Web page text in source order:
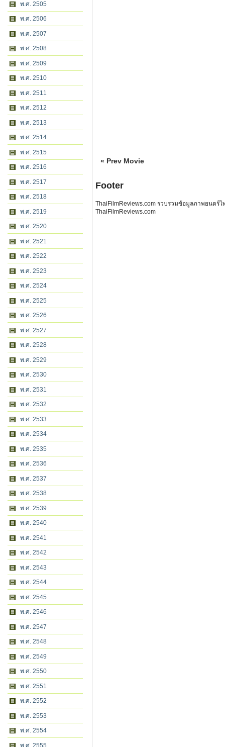
พ.ศ. 2505
พ.ศ. 2506
พ.ศ. 2507
พ.ศ. 2508
พ.ศ. 2509
พ.ศ. 2510
พ.ศ. 2511
พ.ศ. 2512
พ.ศ. 2513
พ.ศ. 2514
พ.ศ. 2515
พ.ศ. 2516
พ.ศ. 2517
พ.ศ. 2518
พ.ศ. 2519
พ.ศ. 2520
พ.ศ. 2521
พ.ศ. 2522
พ.ศ. 2523
พ.ศ. 2524
พ.ศ. 2525
พ.ศ. 2526
พ.ศ. 2527
พ.ศ. 2528
พ.ศ. 2529
พ.ศ. 2530
พ.ศ. 2531
พ.ศ. 2532
พ.ศ. 2533
พ.ศ. 2534
พ.ศ. 2535
พ.ศ. 2536
พ.ศ. 2537
พ.ศ. 2538
พ.ศ. 2539
พ.ศ. 2540
พ.ศ. 2541
พ.ศ. 2542
พ.ศ. 2543
พ.ศ. 2544
พ.ศ. 2545
พ.ศ. 2546
พ.ศ. 2547
พ.ศ. 2548
พ.ศ. 2549
พ.ศ. 2550
พ.ศ. 2551
พ.ศ. 2552
พ.ศ. 2553
พ.ศ. 2554
พ.ศ. 2555
« Prev Movie
Footer
ThaiFilmReviews.com รวบรวมข้อมูลภาพยนตร์
ThaiFilmReviews.com